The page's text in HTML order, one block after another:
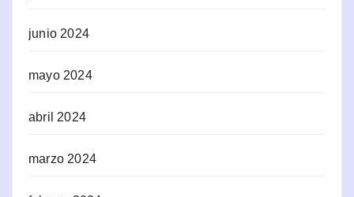
junio 2024
mayo 2024
abril 2024
marzo 2024